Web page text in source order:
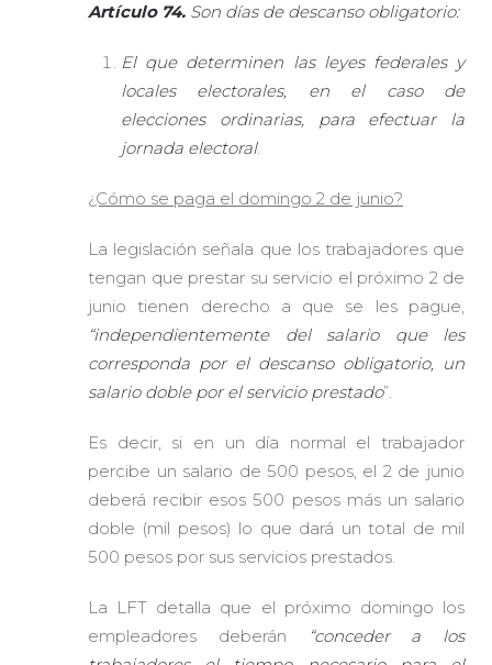
Artículo 74. Son días de descanso obligatorio:
El que determinen las leyes federales y
locales electorales, en el caso de
elecciones ordinarias, para efectuar la
jornada electoral.
¿Cómo se paga el domingo 2 de junio?
La legislación señala que los trabajadores que
tengan que prestar su servicio el próximo 2 de
junio tienen derecho a que se les pague,
“independientemente del salario que les
corresponda por el descanso obligatorio, un
salario doble por el servicio prestado”.
Es decir, si en un día normal el trabajador
percibe un salario de 500 pesos, el 2 de junio
deberá recibir esos 500 pesos más un salario
doble (mil pesos) lo que dará un total de mil
500 pesos por sus servicios prestados.
La LFT detalla que el próximo domingo los
empleadores deberán
“conceder a los